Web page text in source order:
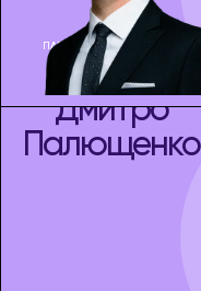
ПАРТНЕР ПРАКТИКИ
ТЕХНОЛОГІЙ ТА
ІНВЕСТИЦІЙ,
КЕРІВНИК
ПРАКТИКИ AI
Дмитро
Палющенко